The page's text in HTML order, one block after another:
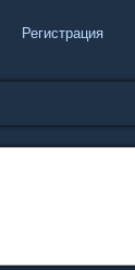
Регистрация